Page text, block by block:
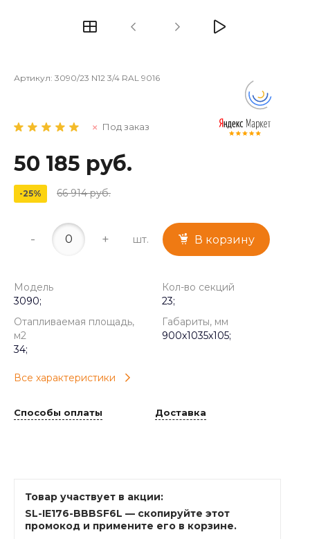
Артикул: 3090/23 N12 3/4 RAL 9016
Под заказ
50 185 руб.
-25% 66 914 руб.
- + шт. В корзину
Модель
3090;
Кол-во секций
23;
Отапливаемая площадь,
м2
34;
Габариты, мм
900x1035x105;
Все характеристики
Способы оплаты Доставка
Товар участвует в акции:
SL-IE176-BBBSF6L — скопируйте этот
промокод и примените его в корзине.